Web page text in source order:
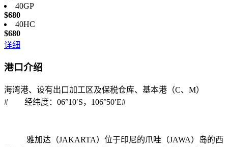
40GP
$680
40HC
$680
详细
港口介绍
海湾港、设有出口加工区及保税仓库、基本港（C、M）
# 经纬度：06°10′S，106°50′E#
雅加达（JAKARTA）位于印尼的爪哇（JAWA）岛的西